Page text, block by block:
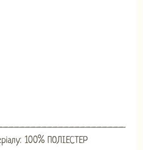
100% ПОЛІЕСТЕР